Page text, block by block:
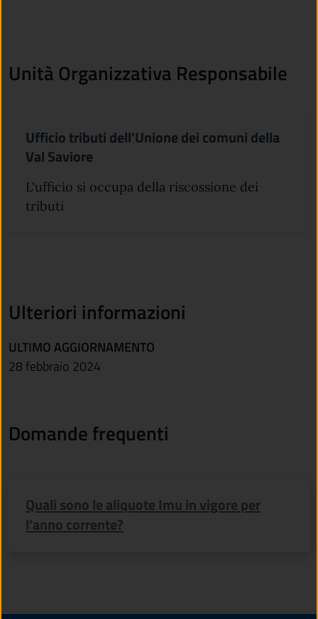
Unità Organizzativa Responsabile
Ufficio tributi dell'Unione dei comuni della
Val Saviore
L'ufficio si occupa della riscossione dei
tributi
Ulteriori informazioni
ULTIMO AGGIORNAMENTO
28 febbraio 2024
Domande frequenti
Quali sono le aliquote Imu in vigore per
l’anno corrente?